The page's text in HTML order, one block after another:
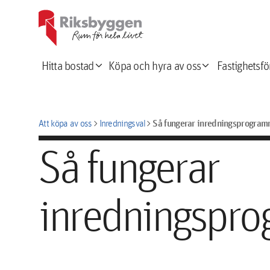
Hitta bostadexpand_more Köpa och hyra av ossexpand_more
Att köpa av osschevron_rightInredningsvalchevron_rightSå fungerar
Så fungerar